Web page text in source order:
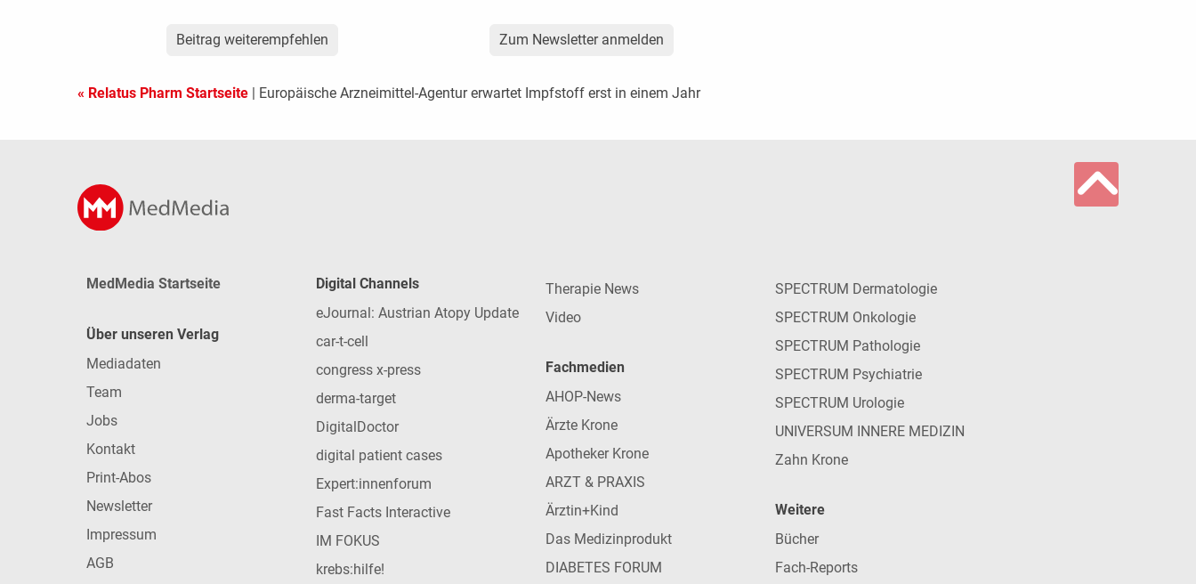
Beitrag weiterempfehlen Zum Newsletter anmelden
« Relatus Pharm Startseite | Europäische Arzneimittel-Agentur erwartet Impfstoff erst in einem Jahr
MedMedia Startseite
Über unseren Verlag
Mediadaten
Team
Jobs
Kontakt
Print-Abos
Newsletter
Impressum
AGB
Digital Channels
eJournal: Austrian Atopy Update
car-t-cell
congress x-press
derma-target
DigitalDoctor
digital patient cases
Expert:innenforum
Fast Facts Interactive
IM FOKUS
krebs:hilfe!
Therapie News
Video
Fachmedien
AHOP-News
Ärzte Krone
Apotheker Krone
ARZT & PRAXIS
Ärztin+Kind
Das Medizinprodukt
DIABETES FORUM
SPECTRUM Dermatologie
SPECTRUM Onkologie
SPECTRUM Pathologie
SPECTRUM Psychiatrie
SPECTRUM Urologie
UNIVERSUM INNERE MEDIZIN
Zahn Krone
Weitere
Bücher
Fach-Reports